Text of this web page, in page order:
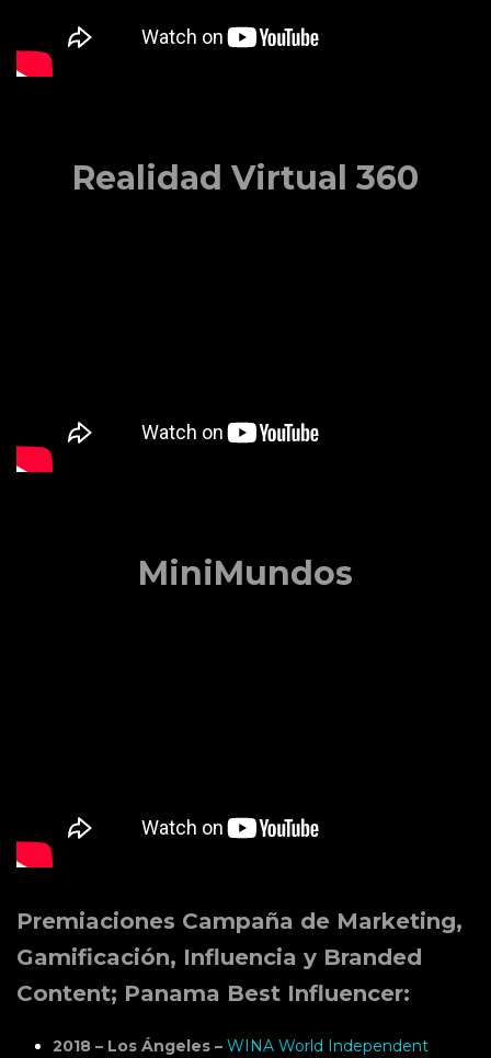
Realidad Virtual 360
MiniMundos
Premiaciones Campaña de Marketing,
Gamificación, Influencia y Branded
Content; Panama Best Influencer:
2018 – Los Ángeles – WINA World Independent